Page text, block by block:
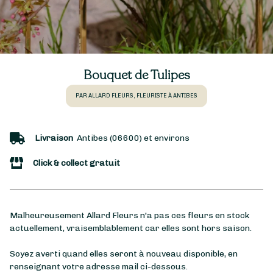
Bouquet de Tulipes
PAR ALLARD FLEURS, FLEURISTE À ANTIBES
Livraison Antibes (06600) et environs
Click & collect gratuit
Malheureusement Allard Fleurs n'a pas ces fleurs en stock
actuellement, vraisemblablement car elles sont hors saison.
Soyez averti quand elles seront à nouveau disponible, en
renseignant votre adresse mail ci-dessous.